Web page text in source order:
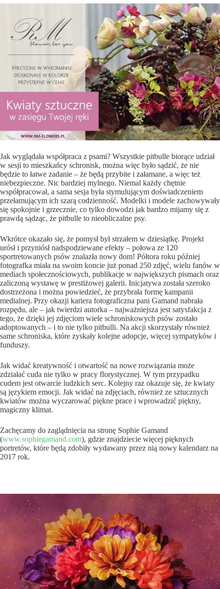
Jak wyglądała współpraca z psami? Wszystkie pitbulle biorące udział
w sesji to mieszkańcy schronisk, można więc było sądzić, że nie
będzie to łatwe zadanie – że będą przybite i załamane, a więc też
niebezpieczne. Nic bardziej mylnego. Niemal każdy chętnie
współpracował, a sama sesja była stymulującym doświadczeniem
przełamującym ich szarą codzienność. Modelki i modele zachowywały
się spokojnie i grzecznie, co tylko dowodzi jak bardzo mijamy się z
prawdą sądząc, że pitbulle to nieobliczalne psy.
Wkrótce okazało się, że pomysł był strzałem w dziesiątkę. Projekt
urósł i przyniósł nadspodziewane efekty – połowa ze 120
sportretowanych psów znalazła nowy dom! Półtora roku później
fotografka miała na swoim koncie już ponad 250 zdjęć, wielu fanów w
mediach społecznościowych, publikacje w największych pismach oraz
zaliczoną wystawę w prestiżowej galerii. Inicjatywa została szeroko
dostrzeżona i można powiedzieć, że przybrała formę kampanii
medialnej. Przy okazji kariera fotograficzna pani Gamand nabrała
rozpędu, ale – jak twierdzi autorka – najważniejsza jest satysfakcja z
tego, że dzięki jej zdjęciom wiele schroniskowych psów zostało
adoptowanych – i to nie tylko pitbulli. Na akcji skorzystały również
same schroniska, które zyskały kolejne adopcje, więcej sympatyków i
funduszy.
Jak widać kreatywność i otwartość na nowe rozwiązania może
zdziałać cuda nie tylko w pracy florystycznej. W tym przypadku
cudem jest otwarcie ludzkich serc. Kolejny raz okazuje się, że kwiaty
są językiem emocji. Jak widać na zdjęciach, również ze sztucznych
kwiatów można wyczarować piękne prace i wprowadzić piękny,
magiczny klimat.
Zachęcamy do zaglądnięcia na stronę Sophie Gamand
(www.sophiegamand.com), gdzie znajdziecie więcej pięknych
portretów, które będą zdobiły wydawany przez nią nowy kalendarz na
2017 rok.